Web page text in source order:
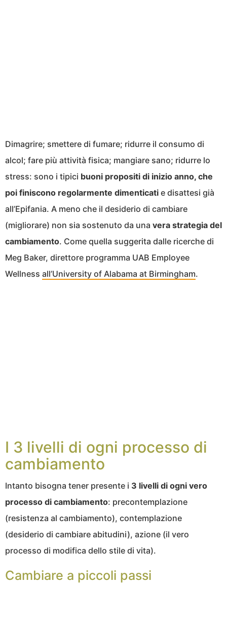
Dimagrire; smettere di fumare; ridurre il consumo di
alcol; fare più attività fisica; mangiare sano; ridurre lo
stress: sono i tipici buoni propositi di inizio anno, che
poi finiscono regolarmente dimenticati e disattesi già
all’Epifania. A meno che il desiderio di cambiare
(migliorare) non sia sostenuto da una vera strategia del
cambiamento. Come quella suggerita dalle ricerche di
Meg Baker, direttore programma UAB Employee
Wellness all’University of Alabama at Birmingham.
I 3 livelli di ogni processo di
cambiamento
Intanto bisogna tener presente i 3 livelli di ogni vero
processo di cambiamento: precontemplazione
(resistenza al cambiamento), contemplazione
(desiderio di cambiare abitudini), azione (il vero
processo di modifica dello stile di vita).
Cambiare a piccoli passi